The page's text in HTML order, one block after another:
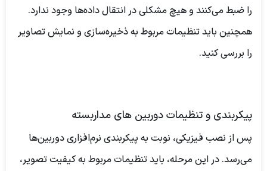
را ضبط می‌کنند و هیچ مشکلی در انتقال داده‌ها وجود ندارد.
همچنین باید تنظیمات مربوط به ذخیره‌سازی و نمایش تصاویر
را بررسی کنید.
پیکربندی و تنظیمات دوربین های مداربسته
پس از نصب فیزیکی، نوبت به پیکربندی نرم‌افزاری دوربین‌ها
می‌رسد. در این مرحله، باید تنظیمات مربوط به کیفیت تصویر،